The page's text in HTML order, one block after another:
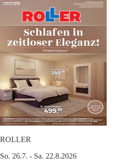
ROLLER
So. 26.7. - Sa. 22.8.2026